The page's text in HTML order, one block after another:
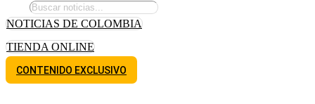
NOTICIAS DE COLOMBIA
TIENDA ONLINE
CONTENIDO EXCLUSIVO